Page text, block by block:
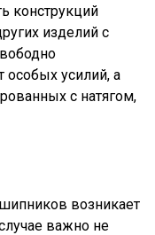
конструкций
изделий с
особых усилий, а
с натягом,
возникает
важно не